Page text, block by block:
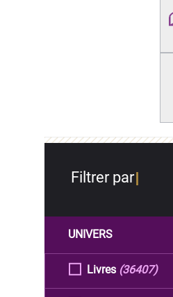
Filtrer par
UNIVERS
Livres (36407)